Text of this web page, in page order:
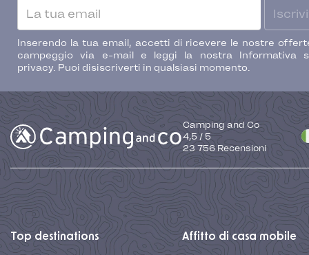
Inserendo la tua email, accetti di ricevere le nostre
campeggio via e-mail e leggi la nostra Informativa
privacy. Puoi disiscriverti in qualsiasi momento.
Camping and Co
4,5 / 5
23 756 Recensioni
Top destinations Affitto di casa mobile